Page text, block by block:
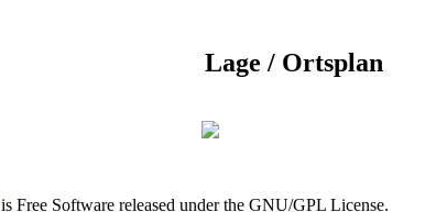
Lage / Ortsplan
is Free Software released under the GNU/GPL License.